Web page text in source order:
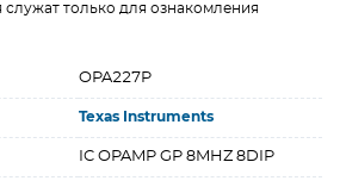
только для ознакомления
OPA227P
Texas Instruments
IC OPAMP GP 8MHZ 8DIP